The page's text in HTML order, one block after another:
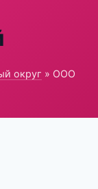
округ » ООО